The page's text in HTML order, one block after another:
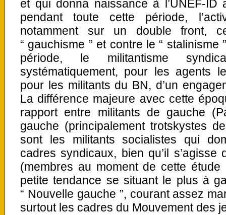
et qui donna naissance à l’UNEF-ID
pendant toute cette période,
notamment sur un double front,
“ gauchisme ” et contre le “
période, le militantisme
systématiquement, pour les agents
pour les militants du BN, d’un
La différence majeure avec cette
rapport entre militants de gauche
gauche (principalement trotskystes
sont les militants socialistes qui
cadres syndicaux, bien qu’il s’agisse
(membres au moment de cette
petite tendance se situant le plus à
“ Nouvelle gauche ”, courant assez
surtout les cadres du Mouvement des